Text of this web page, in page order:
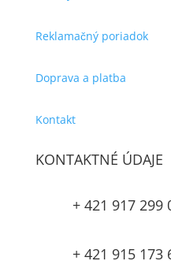
Reklamačný poriadok
Doprava a platba
Kontakt
KONTAKTNÉ ÚDAJE
+ 421 917 299
+ 421 915 173